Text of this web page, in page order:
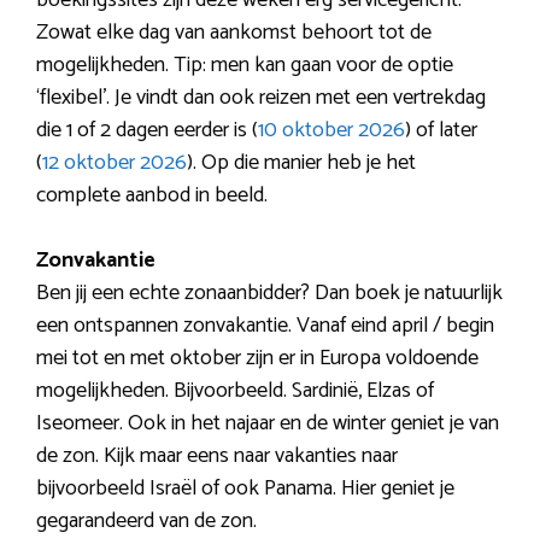
Zowat elke dag van aankomst behoort tot de
mogelijkheden. Tip: men kan gaan voor de optie
‘flexibel’. Je vindt dan ook reizen met een vertrekdag
die 1 of 2 dagen eerder is (10 oktober 2026) of later
(12 oktober 2026). Op die manier heb je het
complete aanbod in beeld.
Zonvakantie
Ben jij een echte zonaanbidder? Dan boek je natuurlijk
een ontspannen zonvakantie. Vanaf eind april / begin
mei tot en met oktober zijn er in Europa voldoende
mogelijkheden. Bijvoorbeeld. Sardinië, Elzas of
Iseomeer. Ook in het najaar en de winter geniet je van
de zon. Kijk maar eens naar vakanties naar
bijvoorbeeld Israël of ook Panama. Hier geniet je
gegarandeerd van de zon.